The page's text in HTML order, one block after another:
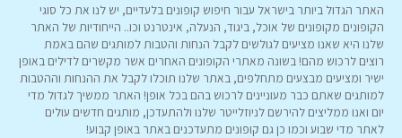
האתר הגדול ביותר בישראל עבור חיפוש קופונים בלעדיים, יש לנו את כל סוגי
הקופונים מקופונים של אוכל, ביגוד, הנעלה, אינטרנט וכו.. הייחודיות של האתר
שלנו היא שאנו מציעים לגולשים לקבל הנחות והטבות למותגים שהם באמת
רוצים לרכוש מהם! בשונה מאתרי הקופונים האחרים אשר מקשרים לדילים באופן
ישיר ומציעים מבצעים מתחלפים, באתר שלנו תוכלו לקבל את ההנחות וההטבות
למותגים שאתם כבר מעוניינים לרכוש בהם בכל אופן! האתר ממשיך לגדול מדי
יום ואנו ממליצים להירשם לניוזלייטר שלנו ולהתעדכן, מותגים חדשים עולים
לאתר מדי שבוע וכמו כן גם קופונים מתעדכנים באתר באופן קבוע!